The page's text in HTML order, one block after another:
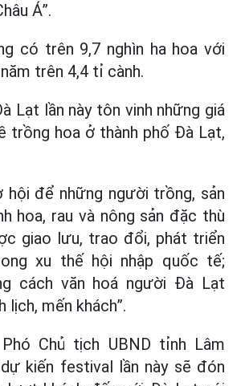
Á”.
có trên 9,7 nghìn ha hoa với
trên 4,4 tỉ cành.
Lạt lần này tôn vinh những giá
trồng hoa ở thành phố Đà Lạt,
hội để những người trồng, sản
hoa, rau và nông sản đặc thù
giao lưu, trao đổi, phát triển
xu thế hội nhập quốc tế;
cách văn hoá người Đà Lạt
lịch, mến khách”.
Chủ tịch UBND tỉnh Lâm
kiến festival lần này sẽ đón